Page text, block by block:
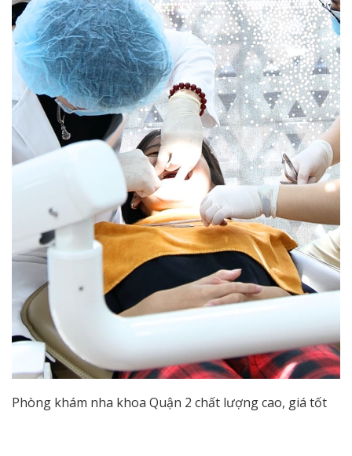
Phòng khám nha khoa Quận 2 chất lượng cao, giá tốt